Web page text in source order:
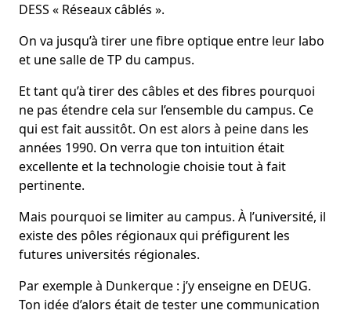
DESS « Réseaux câblés ».
On va jusqu’à tirer une fibre optique entre leur labo
et une salle de TP du campus.
Et tant qu’à tirer des câbles et des fibres pourquoi
ne pas étendre cela sur l’ensemble du campus. Ce
qui est fait aussitôt. On est alors à peine dans les
années 1990. On verra que ton intuition était
excellente et la technologie choisie tout à fait
pertinente.
Mais pourquoi se limiter au campus. À l’université, il
existe des pôles régionaux qui préfigurent les
futures universités régionales.
Par exemple à Dunkerque : j’y enseigne en DEUG.
Ton idée d’alors était de tester une communication